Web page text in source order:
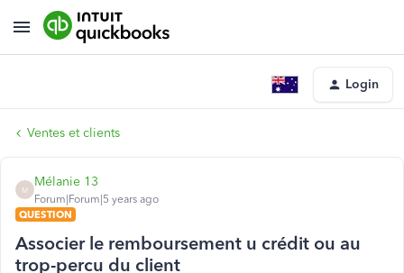
Login
Ventes et clients
M
Mélanie 13
Forum|Forum|5 years ago
QUESTION
Associer le remboursement u crédit ou au
trop-percu du client